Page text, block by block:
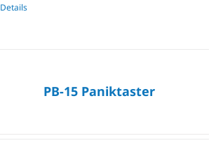
Details
PB-15 Paniktaster